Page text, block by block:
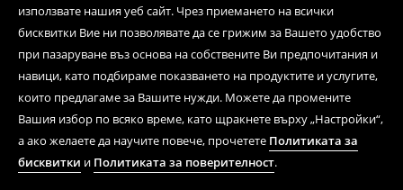
използвате нашия уеб сайт. Чрез приемането на всички
бисквитки Вие ни позволявате да се грижим за Вашето удобство
при пазаруване въз основа на собствените Ви предпочитания и
навици, като подбираме показването на продуктите и услугите,
които предлагаме за Вашите нужди. Можете да промените
Вашия избор по всяко време, като щракнете върху „Настройки“,
а ако желаете да научите повече, прочетете Политиката за
бисквитки и Политиката за поверителност.